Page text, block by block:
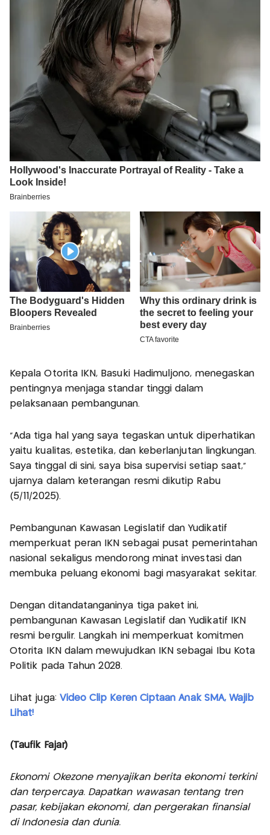
Kepala Otorita IKN, Basuki Hadimuljono, menegaskan
pentingnya menjaga standar tinggi dalam
pelaksanaan pembangunan.
"Ada tiga hal yang saya tegaskan untuk diperhatikan
yaitu kualitas, estetika, dan keberlanjutan lingkungan.
Saya tinggal di sini, saya bisa supervisi setiap saat,"
ujarnya dalam keterangan resmi dikutip Rabu
(5/11/2025).
Pembangunan Kawasan Legislatif dan Yudikatif
memperkuat peran IKN sebagai pusat pemerintahan
nasional sekaligus mendorong minat investasi dan
membuka peluang ekonomi bagi masyarakat sekitar.
Dengan ditandatanganinya tiga paket ini,
pembangunan Kawasan Legislatif dan Yudikatif IKN
resmi bergulir. Langkah ini memperkuat komitmen
Otorita IKN dalam mewujudkan IKN sebagai Ibu Kota
Politik pada Tahun 2028.
Lihat juga: Video Clip Keren Ciptaan Anak SMA, Wajib
Lihat!
(Taufik Fajar)
Ekonomi Okezone menyajikan berita ekonomi terkini
dan terpercaya. Dapatkan wawasan tentang tren
pasar, kebijakan ekonomi, dan pergerakan finansial
di Indonesia dan dunia.